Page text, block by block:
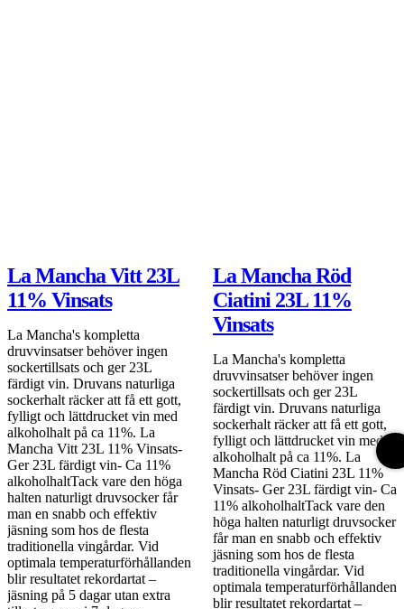
La Mancha Vitt 23L
11% Vinsats
La Mancha's kompletta
druvvinsatser behöver ingen
sockertillsats och ger 23L
färdigt vin. Druvans naturliga
sockerhalt räcker att få ett gott,
fylligt och lättdrucket vin med
alkoholhalt på ca 11%. La
Mancha Vitt 23L 11% Vinsats-
Ger 23L färdigt vin- Ca 11%
alkoholhaltTack vare den höga
halten naturligt druvsocker får
man en snabb och effektiv
jäsning som hos de flesta
traditionella vingårdar. Vid
optimala temperaturförhållanden
blir resultatet rekordartat –
jäsning på 5 dagar utan extra
La Mancha Röd
Ciatini 23L 11%
Vinsats
La Mancha's kompletta
druvvinsatser behöver ingen
sockertillsats och ger 23L
färdigt vin. Druvans naturliga
sockerhalt räcker att få ett gott,
fylligt och lättdrucket vin med
alkoholhalt på ca 11%. La
Mancha Röd Ciatini 23L 11%
Vinsats- Ger 23L färdigt vin- Ca
11% alkoholhaltTack vare den
höga halten naturligt druvsocker
får man en snabb och effektiv
jäsning som hos de flesta
traditionella vingårdar. Vid
optimala temperaturförhållanden
blir resultatet rekordartat –